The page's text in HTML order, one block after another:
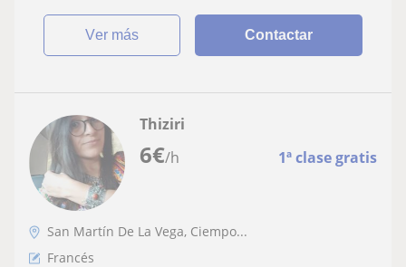
ver más Contactar
6€/h 1ª clase gratis
Thiziri
San Martín De La Vega, Ciempo...
Francés